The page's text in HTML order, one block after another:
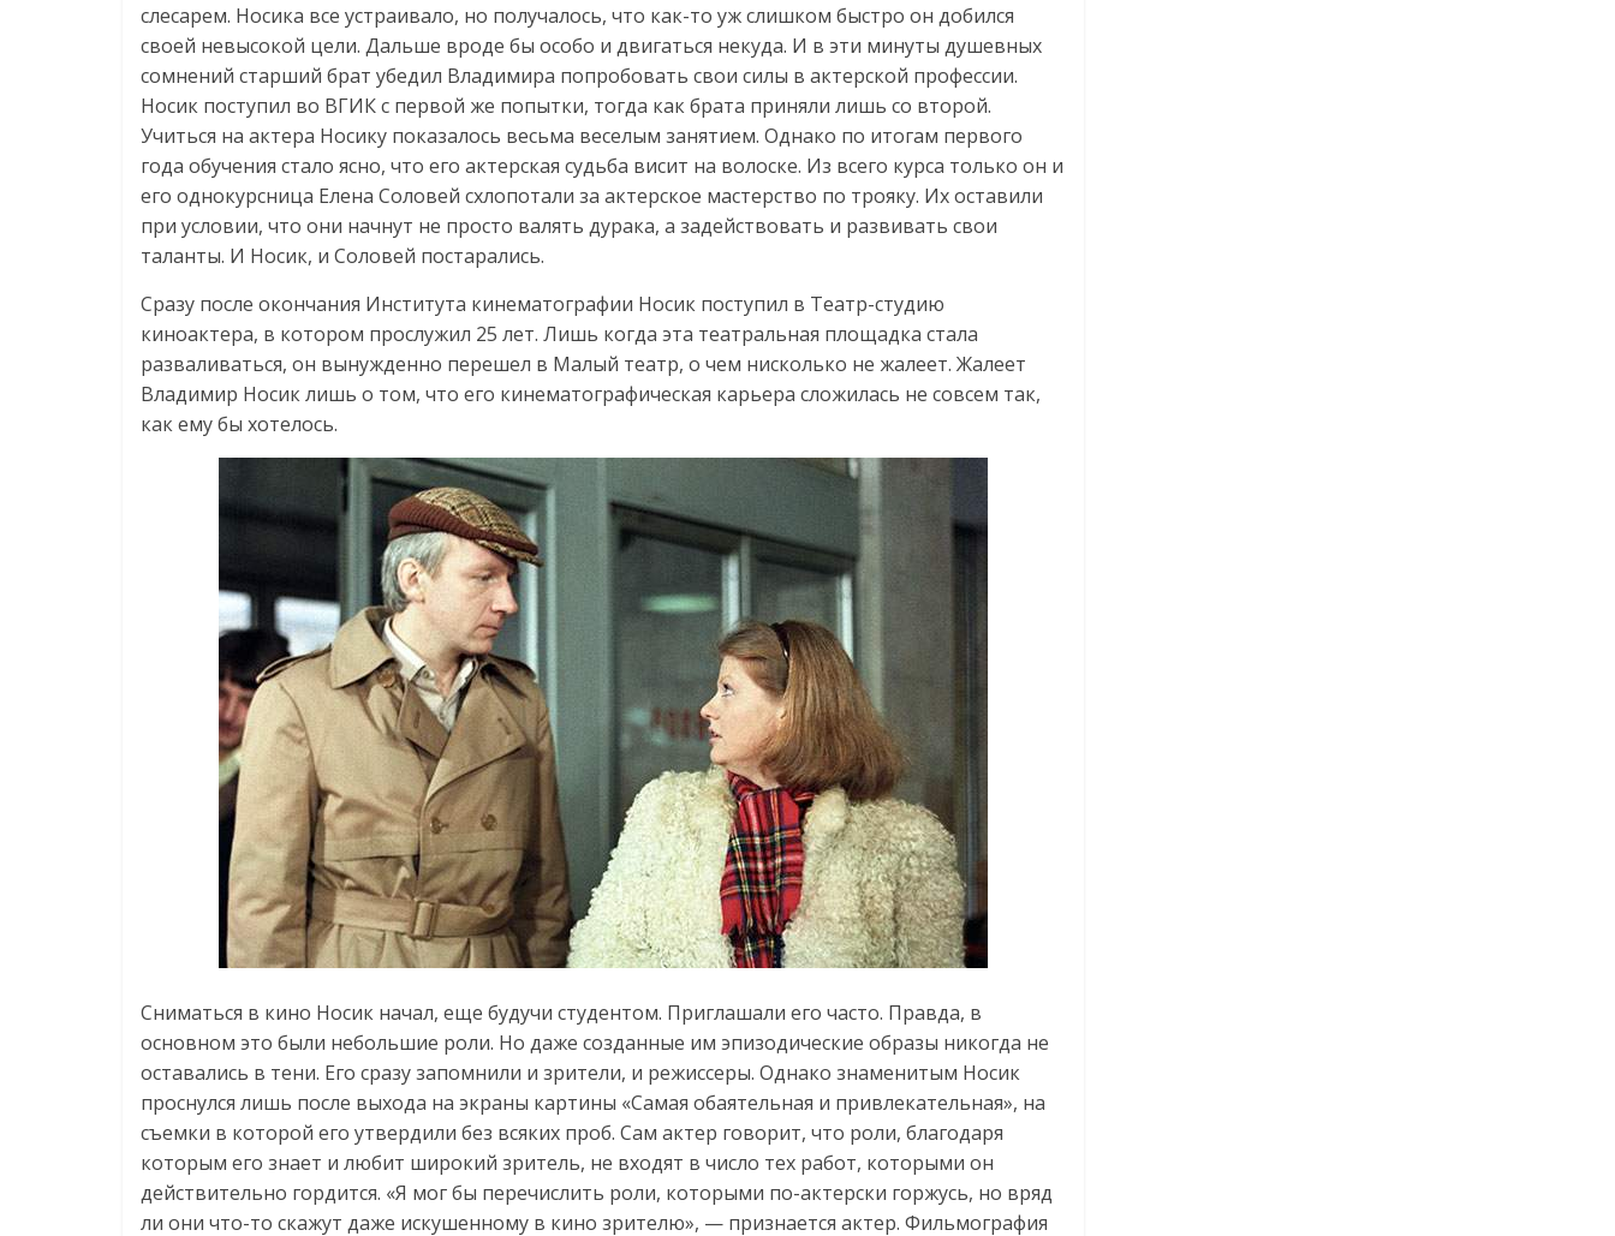
слесарем. Носика все устраивало, но получалось, что как-то уж слишком быстро он добился
своей невысокой цели. Дальше вроде бы особо и двигаться некуда. И в эти минуты душевных
сомнений старший брат убедил Владимира попробовать свои силы в актерской профессии.
Носик поступил во ВГИК с первой же попытки, тогда как брата приняли лишь со второй.
Учиться на актера Носику показалось весьма веселым занятием. Однако по итогам первого
года обучения стало ясно, что его актерская судьба висит на волоске. Из всего курса только он и
его однокурсница Елена Соловей схлопотали за актерское мастерство по трояку. Их оставили
при условии, что они начнут не просто валять дурака, а задействовать и развивать свои
таланты. И Носик, и Соловей постарались.
Сразу после окончания Института кинематографии Носик поступил в Театр-студию
киноактера, в котором прослужил 25 лет. Лишь когда эта театральная площадка стала
разваливаться, он вынужденно перешел в Малый театр, о чем нисколько не жалеет. Жалеет
Владимир Носик лишь о том, что его кинематографическая карьера сложилась не совсем так,
как ему бы хотелось.
Сниматься в кино Носик начал, еще будучи студентом. Приглашали его часто. Правда, в
основном это были небольшие роли. Но даже созданные им эпизодические образы никогда не
оставались в тени. Его сразу запомнили и зрители, и режиссеры. Однако знаменитым Носик
проснулся лишь после выхода на экраны картины «Самая обаятельная и привлекательная», на
съемки в которой его утвердили без всяких проб. Сам актер говорит, что роли, благодаря
которым его знает и любит широкий зритель, не входят в число тех работ, которыми он
действительно гордится. «Я мог бы перечислить роли, которыми по-актерски горжусь, но вряд
ли они что-то скажут даже искушенному в кино зрителю», — признается актер. Фильмография